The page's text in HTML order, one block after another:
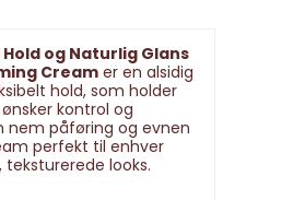
og Naturlig Glans
Creamer en alsidig
hold, som holder
kontrol og
nem påføring og evnen
perfekt til enhver
looks.